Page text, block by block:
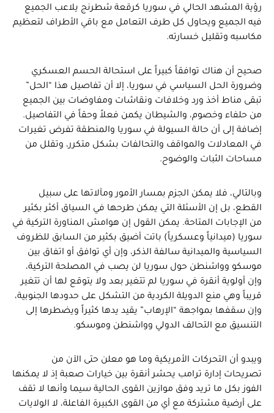
رؤية المشهد الحالي في سوريا كرقعة شطرنج يلاعب الجميع
فيه الجميع ويحاول كل طرف التعامل مع باقي الأطراف لتعظيم
مكاسبه وتقليل خسارته.
صحيح أن هناك توافقاً كبيراً على استحالة الحسم العسكري
وضرورة الحل السياسي في سوريا، إلا أن تفاصيل هذا “الحل”
تبقى مناط أخذ ورد وخلافات ونقاشات ومفاوضات بين الجميع
من حلفاء وخصوم، والشيطان يكمن فعلاً وحقاً في التفاصيل.
إضافة إلى أن حالة السيولة في سوريا والمنطقة تفرض تغيرات
في المعادلات والمواقف والتحالفات بشكل متكرر، وتقلل من
مساحات الثبات والوضوح.
وبالتالي، فلا يمكن الجزم بمسار الأمور ومآلاتها على سبيل
القطع، بل إن الأسئلة التي يمكن طرحها في السياق أكثر بكثير
من الإجابات المتاحة. يمكن القول إن هوامش المناورة التركية في
سوريا (ميدانياً وعسكرياً) باتت أضيق بكثير من السابق للظروف
السياسية والميدانية سالفة الذكر، وإن أي توافق أو اتفاق بين
موسكو وواشنطن حول سوريا لن يصب في المصلحة التركية،
وإن أولوية أنقرة في سوريا لم تتغير بعد ولا يتوقع لها أن تتغير
قريباً وهي منع الدويلة الكردية من التشكل على حدودها الجنوبية،
وإن سقفها بمواجهة “الإرهاب” يقيد يدها كثيراً ويضطرها إلى
التنسيق مع التحالف الدولي وواشنطن وموسكو.
ويبدو أن التحركات الأمريكية وما هو معلن حتى الآن من
تصريحات إدارة ترامب يحشر أنقرة بين خيارات صعبة إذ لا يمكنها
الفوز بكل ما تريد وفق موازين القوى الحالية سيما وأنها لا تقف
على أرضية مشتركة مع أي من القوى الكبيرة الفاعلة، لا الولايات